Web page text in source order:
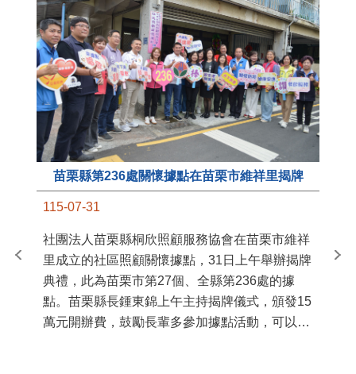
苗栗縣第236處關懷據點在苗栗市維祥里揭牌
115-07-31
社團法人苗栗縣桐欣照顧服務協會在苗栗市維祥
里成立的社區照顧關懷據點，31日上午舉辦揭牌
典禮，此為苗栗市第27個、全縣第236處的據
點。苗栗縣長鍾東錦上午主持揭牌儀式，頒發15
萬元開辦費，鼓勵長輩多參加據點活動，可以更
苗